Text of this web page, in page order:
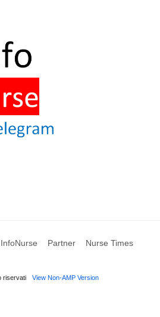
Partner Nurse Times
riservati View Non-AMP Version